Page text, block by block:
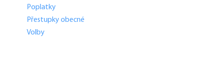
Poplatky
Přestupky obecné
Volby